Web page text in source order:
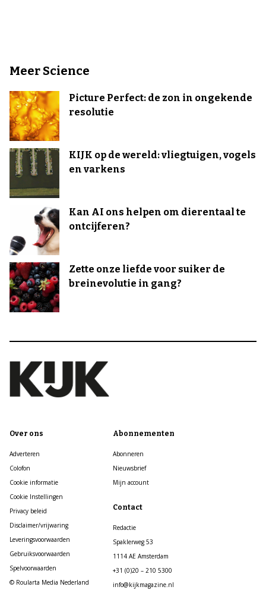
Meer Science
Picture Perfect: de zon in ongekende
resolutie
KIJK op de wereld: vliegtuigen, vogels
en varkens
Kan AI ons helpen om dierentaal te
ontcijferen?
Zette onze liefde voor suiker de
breinevolutie in gang?
Over ons
Adverteren
Colofon
Cookie informatie
Cookie Instellingen
Privacy beleid
Disclaimer/vrijwaring
Leveringsvoorwaarden
Gebruiksvoorwaarden
Spelvoorwaarden
© Roularta Media Nederland
Abonnementen
Abonneren
Nieuwsbrief
Mijn account
Contact
Redactie
Spaklerweg 53
1114 AE Amsterdam
+31 (0)20 – 210 5300
info@kijkmagazine.nl